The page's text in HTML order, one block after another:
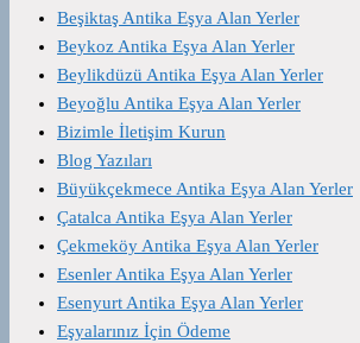
Beşiktaş Antika Eşya Alan Yerler
Beykoz Antika Eşya Alan Yerler
Beylikdüzü Antika Eşya Alan Yerler
Beyoğlu Antika Eşya Alan Yerler
Bizimle İletişim Kurun
Blog Yazıları
Büyükçekmece Antika Eşya Alan Yerler
Çatalca Antika Eşya Alan Yerler
Çekmeköy Antika Eşya Alan Yerler
Esenler Antika Eşya Alan Yerler
Esenyurt Antika Eşya Alan Yerler
Eşyalarınız İçin Ödeme